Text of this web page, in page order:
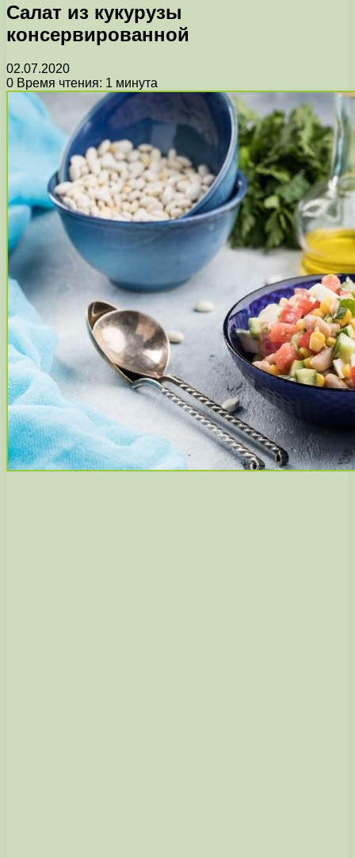
Салат из кукурузы
консервированной
02.07.2020
0 Время чтения: 1 минута